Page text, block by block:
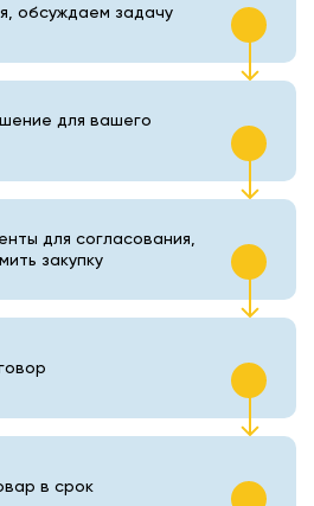
обсуждаем задачу
для вашего
для согласования,
закупку
в срок